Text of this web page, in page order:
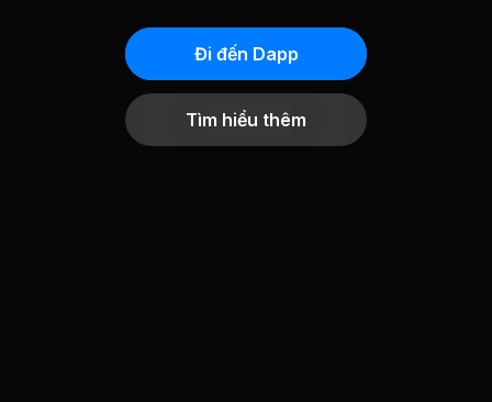
Đi đến Dapp
Tìm hiểu thêm